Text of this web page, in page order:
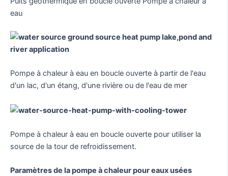
eau
Pompe à chaleur à eau en boucle ouverte à partir de l'eau
d'un lac, d'un étang, d'une rivière ou de l'eau de mer
Pompe à chaleur à eau en boucle ouverte pour utiliser la
source de la tour de refroidissement.
Paramètres de la pompe à chaleur pour eaux usées